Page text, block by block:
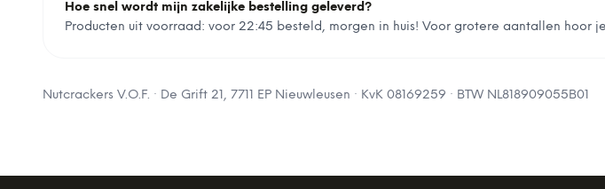
Hoe snel wordt mijn zakelijke bestelling geleverd?
Producten uit voorraad: voor 22:45 besteld, morgen in huis! Voor grotere aantallen hoor
Nutcrackers V.O.F. · De Grift 21, 7711 EP Nieuwleusen · KvK 08169259 · BTW NL818909055B01